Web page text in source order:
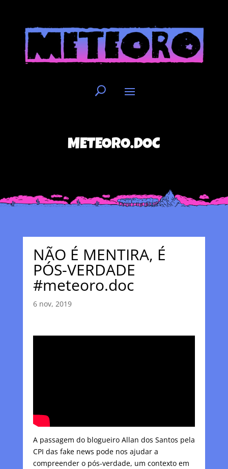
METEORO.DOC
NÃO É MENTIRA, É
PÓS-VERDADE
#meteoro.doc
6 nov, 2019
A passagem do blogueiro Allan dos Santos pela
CPI das fake news pode nos ajudar a
compreender o pós-verdade, um contexto em